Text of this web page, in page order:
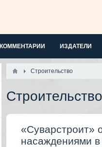
КОММЕНТАРИИ ИЗДАТЕЛИ
Строительство
Строительство
«Суварстроит»
насаждениями